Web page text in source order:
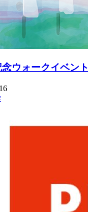
ウォークイベン